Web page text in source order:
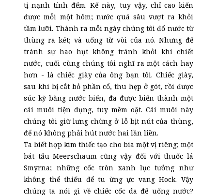
tị nạnh tính đếm. Kế này, tuy vậy, chỉ cao kiến
được mỗi một hôm; nước quá sâu vượt ra khỏi
tầm lưỡi. Thành ra mỗi ngày chúng tôi đổ nước từ
thùng ra két; và uống từ vòi của nó. Nhưng để
tránh sự hao hụt không tránh khỏi khi chiết
nước, cuối cùng chúng tôi nghĩ ra một cách hay
hơn - là chiếc giày của ông bạn tôi. Chiếc giày,
sau khi bị cắt bỏ phần cổ, thu hẹp ở gót, rồi được
súc kỹ bằng nước biển, đã được biến thành một
cái muôi tiện dụng, tuy mềm oặt. Cái muôi này
chúng tôi giữ lưng chừng ở lỗ bịt nút của thùng,
để nó không phải hút nước hai lần liền.
Ta biết hợp kim thiếc tạo cho bia một vị riêng; một
bát tẩu Meerschaum cũng vậy đối với thuốc lá
Smyrna; những cốc tròn xanh lục tưởng như
không thể thiếu để tu ừng ực vang Hock. Vậy
chúng ta nói gì về chiếc cốc da để uống nước?